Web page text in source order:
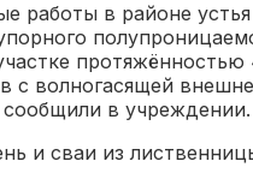
работы в районе
протяжённостью
с волногасящей
в учреждении.
и сваи из